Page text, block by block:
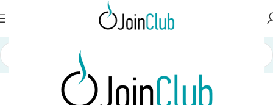
Υγρά Αναπλήρωσης